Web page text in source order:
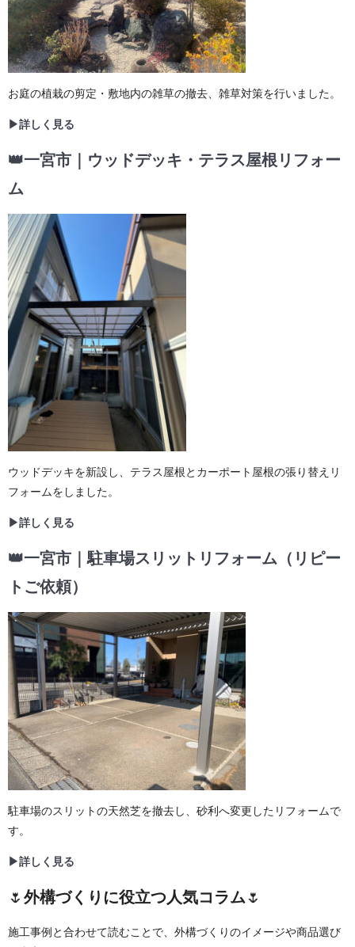
お庭の植栽の剪定・敷地内の雑草の撤去、雑草対策を行いました。
▶詳しく見る
👑一宮市｜ウッドデッキ・テラス屋根リフォー
ム
ウッドデッキを新設し、テラス屋根とカーポート屋根の張り替えリ
フォームをしました。
▶詳しく見る
👑一宮市｜駐車場スリットリフォーム（リピー
トご依頼）
駐車場のスリットの天然芝を撤去し、砂利へ変更したリフォームで
す。
▶詳しく見る
🌷 外構づくりに役立つ人気コラム🌷
施工事例と合わせて読むことで、外構づくりのイメージや商品選び